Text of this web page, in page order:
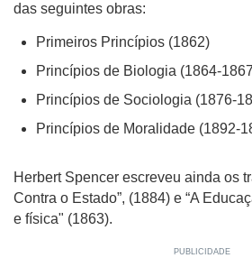
das seguintes obras:
Primeiros Princípios (1862)
Princípios de Biologia (1864-
Princípios de Sociologia (1876-
Princípios de Moralidade (1892-
Herbert Spencer escreveu ainda os
Contra o Estado”, (1884) e “A
e física" (1863).